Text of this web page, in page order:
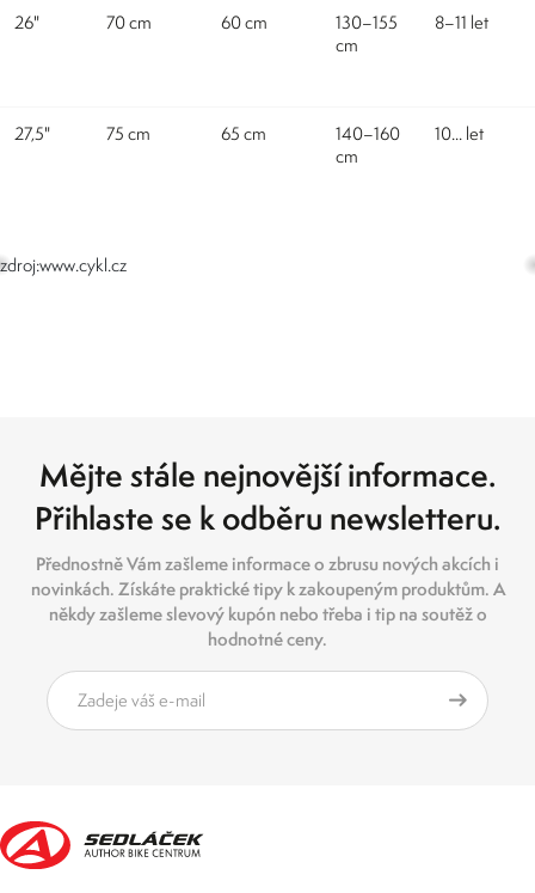
26" 70 cm 60 cm
130–155
cm
8–11 let
27,5" 75 cm 65 cm
140–160
cm
10... let
zdroj:www.cykl.cz
Mějte stále nejnovější informace.
Přihlaste se k odběru newsletteru.
Přednostně Vám zašleme informace o zbrusu nových akcích i
novinkách. Získáte praktické tipy k zakoupeným produktům. A
někdy zašleme slevový kupón nebo třeba i tip na soutěž o
hodnotné ceny.